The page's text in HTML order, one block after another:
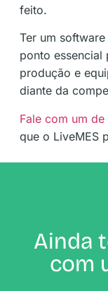
feito.
Ter um
ponto essencial
produção e
diante da
Fale com um
que o LiveMES
Ainda
com